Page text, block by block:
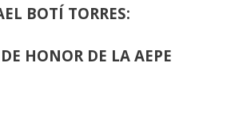
BOTÍ TORRES:
HONOR DE LA AEPE